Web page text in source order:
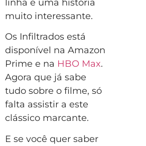
linha e uma história
muito interessante.
Os Infiltrados está
disponível na Amazon
Prime e na HBO Max.
Agora que já sabe
tudo sobre o filme, só
falta assistir a este
clássico marcante.
E se você quer saber